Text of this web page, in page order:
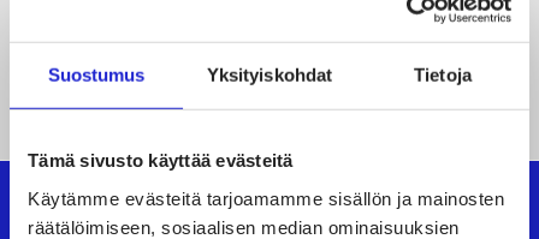
Suostumus Yksityiskohdat Tietoja
Tämä sivusto käyttää evästeitä
Käytämme evästeitä tarjoamamme sisällön ja mainosten
räätälöimiseen, sosiaalisen median ominaisuuksien
Ainasoja-Yhtiö Oy